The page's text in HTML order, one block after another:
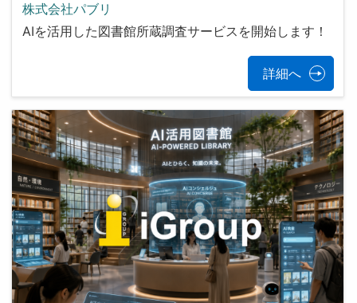
株式会社パブリ
AIを活用した図書館所蔵調査サービスを開始します！
詳細へ